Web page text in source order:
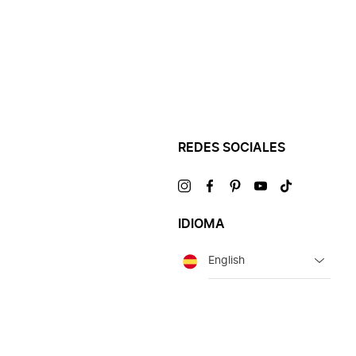
REDES SOCIALES
VisítanosVisítanosVisítanosVisítanosVisítanos
IDIOMA
Idioma